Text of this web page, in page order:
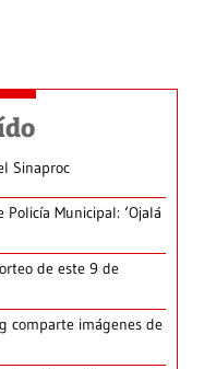
Sinaproc
Municipal: ‘Ojalá
de este 9 de
comparte imágenes de